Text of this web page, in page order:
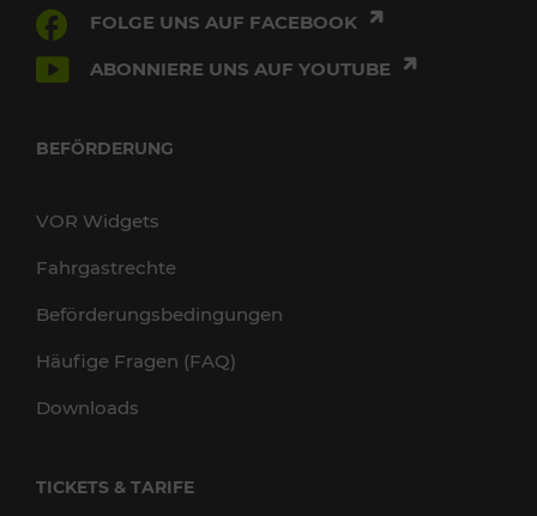
FOLGE UNS AUF FACEBOOK
ABONNIERE UNS AUF YOUTUBE
BEFÖRDERUNG
VOR Widgets
Fahrgastrechte
Beförderungsbedingungen
Häufige Fragen (FAQ)
Downloads
TICKETS & TARIFE